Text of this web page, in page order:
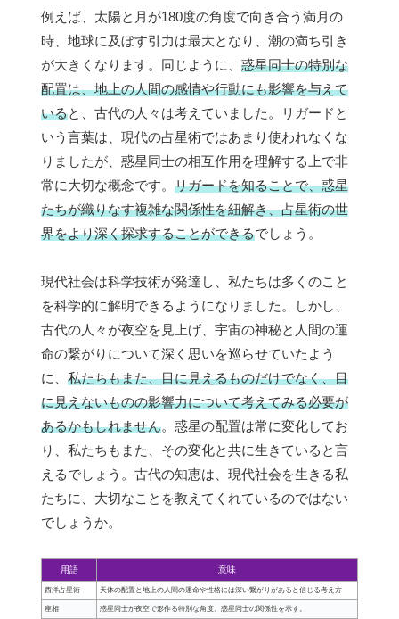
例えば、太陽と月が180度の角度で向き合う満月の
時、地球に及ぼす引力は最大となり、潮の満ち引き
が大きくなります。同じように、 惑星同士の特別な
配置は、地上の人間の感情や行動にも影響を与えて
いると、古代の人々は考えていました。リガードと
いう言葉は、現代の占星術ではあまり使われなくな
りましたが、惑星同士の相互作用を理解する上で非
常に大切な概念です。 リガードを知ることで、惑星
たちが織りなす複雑な関係性を紐解き、占星術の世
界をより深く探求することができるでしょう。
現代社会は科学技術が発達し、私たちは多くのこと
を科学的に解明できるようになりました。しかし、
古代の人々が夜空を見上げ、宇宙の神秘と人間の運
命の繋がりについて深く思いを巡らせていたよう
に、 私たちもまた、目に見えるものだけでなく、目
に見えないものの影響力について考えてみる必要が
あるかもしれません。惑星の配置は常に変化してお
り、私たちもまた、その変化と共に生きていると言
えるでしょう。古代の知恵は、現代社会を生きる私
たちに、大切なことを教えてくれているのではない
でしょうか。
用語 意味
西洋占星術 天体の配置と地上の人間の運命や性格には深い繋がりがあると信じる考え方
座相 惑星同士が夜空で形作る特別な角度。惑星同士の関係性を示す。